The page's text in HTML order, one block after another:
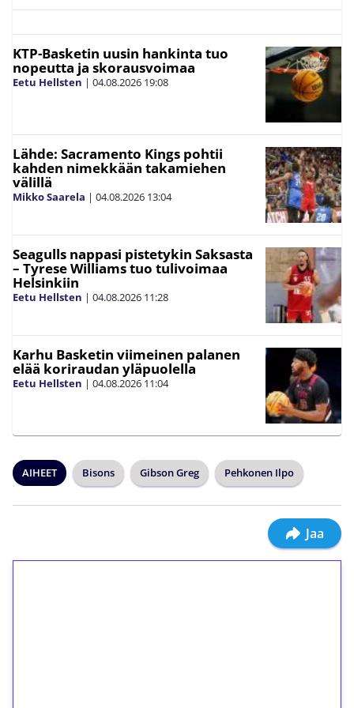
KTP-Basketin uusin hankinta tuo
nopeutta ja skorausvoimaa
Eetu Hellsten | 04.08.2026 19:08
Lähde: Sacramento Kings pohtii
kahden nimekkään takamiehen
välillä
Mikko Saarela | 04.08.2026 13:04
Seagulls nappasi pistetykin Saksasta
– Tyrese Williams tuo tulivoimaa
Helsinkiin
Eetu Hellsten | 04.08.2026 11:28
Karhu Basketin viimeinen palanen
elää koriraudan yläpuolella
Eetu Hellsten | 04.08.2026 11:04
AIHEET Bisons Gibson Greg Pehkonen Ilpo
Jaa